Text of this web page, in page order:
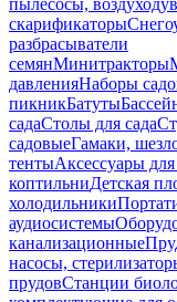
пылесосы,
скарификаторы
разбрасыватели
семянМинитракторы
давленияНаборы
пикникБатуты
садаСтолы для сада
садовыеГамаки,
тентыАксессуары
коптильниДетская
холодильники
аудиосистемы
канализационные
насосы,
прудовСтанции